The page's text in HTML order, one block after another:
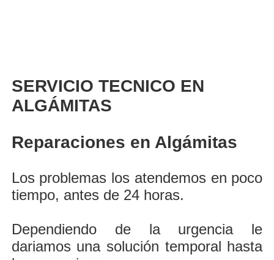
SERVICIO TECNICO EN
ALGÁMITAS
Reparaciones en Algámitas
Los problemas los atendemos en poco
tiempo, antes de 24 horas.
Dependiendo de la urgencia le
dariamos una solución temporal hasta